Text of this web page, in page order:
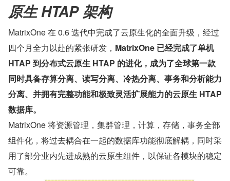
原生 HTAP 架构
MatrixOne 在 0.6 迭代中完成了云原生化的全面升级，经过
四个月全力以赴的紧张研发， MatrixOne 已经完成了单机
HTAP 到分布式云原生 HTAP 的进化，成为了全球第一款
同时具备存算分离、读写分离、冷热分离、事务和分析能力
分离、并拥有完整功能和极致灵活扩展能力的云原生 HTAP
数据库。
MatrixOne 将资源管理，集群管理，计算，存储，事务全部
组件化，将过去耦合在一起的数据库功能彻底解耦，同时采
用了部分业内先进成熟的云原生组件，以保证各模块的稳定
可靠。